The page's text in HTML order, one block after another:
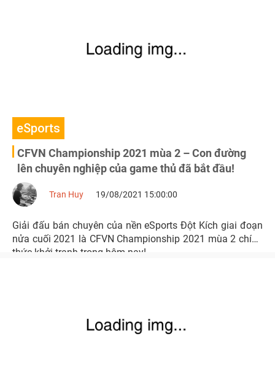
eSports
CFVN Championship 2021 mùa 2 – Con đường
lên chuyên nghiệp của game thủ đã bắt đầu!
Tran Huy 19/08/2021 15:00:00
Giải đấu bán chuyên của nền eSports Đột Kích giai đoạn
nửa cuối 2021 là CFVN Championship 2021 mùa 2 chính
thức khởi tranh trong hôm nay!